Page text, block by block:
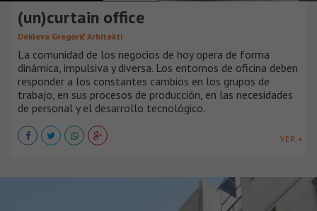
(un)curtain office
Dekleva Gregorič Arhitekti
La comunidad de los negocios de hoy opera de forma
dinámica, impulsiva y diversa. Los entornos de oficina deben
responder a los constantes cambios en los grupos de
trabajo, en sus procesos de producción, en las necesidades
de personal y el desarrollo tecnológico.
VER +